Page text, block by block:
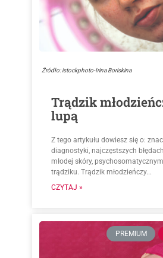
Źródło: istockphoto-Irina Boriskina
Trądzik
lupą
Z tego artykułu dowiesz się o:
diagnostyki, najczęstszych
młodej skóry,
trądziku. Trądzik młodzieńczy...
CZYTAJ »
PREMIUM